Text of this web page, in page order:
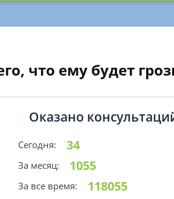
что ему будет
Оказано
Сегодня: 34
За месяц: 1055
За все время: 118055